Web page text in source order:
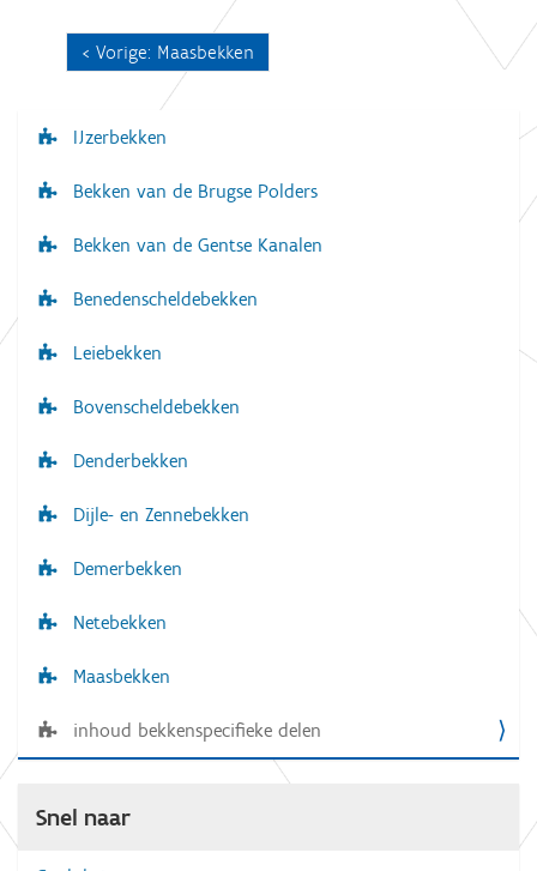
Vorige: Maasbekken
N
a
i
g
t
IJzerbekken
Bekken van de Brugse Polders
Bekken van de Gentse Kanalen
Benedenscheldebekken
Leiebekken
Bovenscheldebekken
Denderbekken
Dijle- en Zennebekken
Demerbekken
Netebekken
Maasbekken
inhoud bekkenspecifieke delen
Snel naar